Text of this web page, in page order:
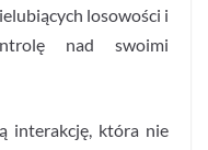
losowości i
nad swoimi
interakcję, która nie